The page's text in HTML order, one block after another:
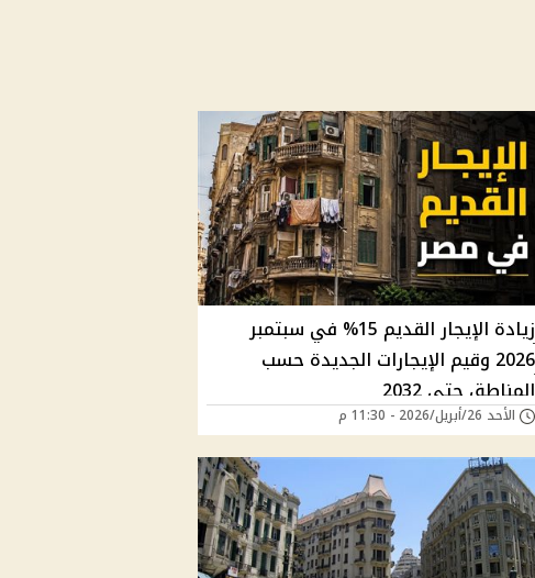
زيادة الإيجار القديم 15% في سبتمبر
2026 وقيم الإيجارات الجديدة حسب
المناطق حتى 2032
الأحد 26/أبريل/2026 - 11:30 م